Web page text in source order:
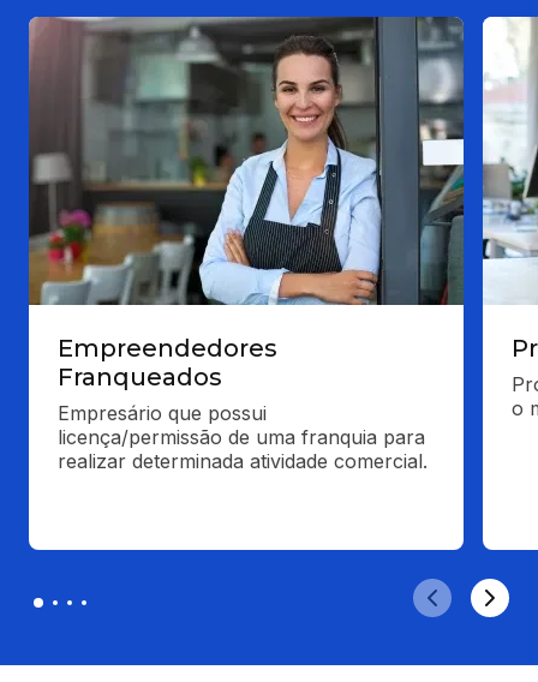
Empreendedores
Franqueados
Empresário que possui
licença/permissão de uma franquia para
realizar determinada atividade comercial.
o